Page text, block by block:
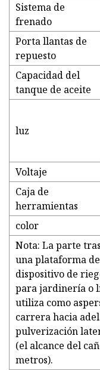
Sistema de
frenado
Porta llantas de
repuesto
Capacidad del
tanque de aceite
luz
Voltaje
Caja de
herramientas
color
Nota: La parte
una plataforma
dispositivo de
para jardinería o
utiliza como
carrera hacia
pulverización
(el alcance del
metros).